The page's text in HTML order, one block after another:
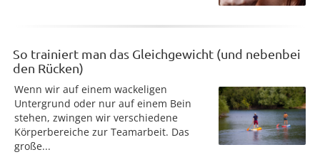
So trainiert man das Gleichgewicht (und nebenbei
den Rücken)
Wenn wir auf einem wackeligen
Untergrund oder nur auf einem Bein
stehen, zwingen wir verschiedene
Körperbereiche zur Teamarbeit. Das
große...